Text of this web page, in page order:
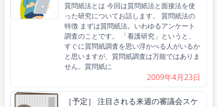
質問紙法とは 今回は質問紙法と面接法を使
った研究についてお話します。 質問紙法の
特徴 まずは質問紙法。いわゆるアンケート
調査のことです。 「看護研究」というと、
すぐに質問紙調査を思い浮かべる人がいるか
と思いますが、質問紙調査は万能ではありま
せん。質問紙に
2009年4月23日
［予定］ 注目される来週の審議会スケ